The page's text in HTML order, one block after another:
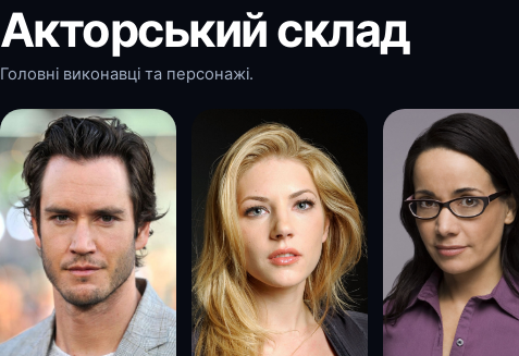
Акторський склад
Головні виконавці та персонажі.